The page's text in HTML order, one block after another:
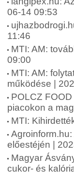
06-14 09:53
11:46
MTI: AM:
09:00
MTI: AM:
működése |
POLCZ
piacokon a
MTI:
előestéjén |
Magyar
cukor- és